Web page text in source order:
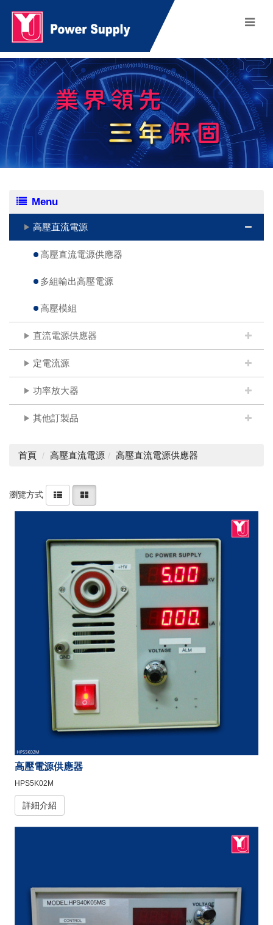
Menu
高壓直流電源
高壓直流電源供應器
多組輸出高壓電源
高壓模組
直流電源供應器
定電流源
功率放大器
其他訂製品
首頁 高壓直流電源 高壓直流電源供應器
瀏覽方式
高壓電源供應器
HPS5K02M
詳細介紹